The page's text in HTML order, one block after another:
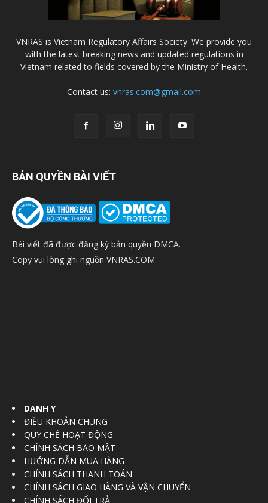
VNRAS is Vietnam Regulatory Affairs Society. We provide you
with the latest breaking news and updated regulations in
Vietnam related to fields covered by the Ministry of Health.
Contact us: vnras.com@gmail.com
BẢN QUYỀN BÀI VIẾT
Bài viết đã được đăng ký bản quyền DMCA.
Copy vui lòng ghi nguồn VNRAS.COM
DANH Y
ĐIỀU KHOẢN CHUNG
QUY CHẾ HOẠT ĐỘNG
CHÍNH SÁCH BẢO MẬT
HƯỚNG DẪN MUA HÀNG
CHÍNH SÁCH THANH TOÁN
CHÍNH SÁCH GIAO HÀNG VÀ VẬN CHUYỂN
CHÍNH SÁCH ĐỔI TRẢ